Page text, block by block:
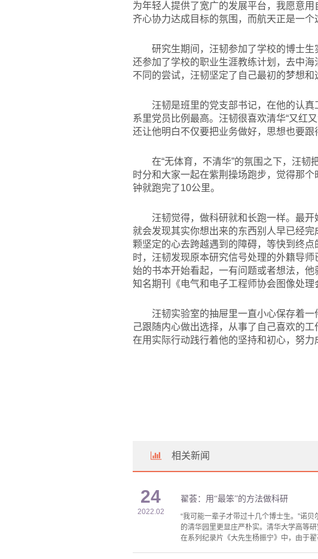
为年轻人提供了宽广的发展平台，我愿意
齐心协力达成目标的氛围，而航天正是一个
研究生期间，汪韧参加了学校的博士
还参加了学校的职业生涯教练计划，去中
不同的尝试，汪韧坚定了自己最初的梦想和
汪韧是班里的党支部书记，在他的认
系里党员比例最高。汪韧很喜欢清华“又红
还让他明白不仅要把业务做好，思想也要跟
在“无体育，不清华”的氛围之下，汪
时分和大家一起在紫荆操场跑步，觉得那
钟就跑完了10公里。
汪韧觉得，做科研就和长跑一样。最
就会发现其实你想出来的东西别人早已经
颗坚定的心去跨越遇到的障碍，等快到终
时，汪韧发现原本研究信号处理的外籍导
始的书本开始看起，一有问题或者想法，
知名期刊《电气和电子工程师协会图像处理
汪韧实验室的抽屉里一直小心保存着
己跟随内心做出选择，从事了自己喜欢的
在用实际行动践行着他的坚持和初心，努力
相关新闻
24
2022.02
翟荟：用“最笨”的方法做科研
“我可能一辈子才带过十几个博士生。”诺
的清华园里更显庄严朴实。清华大学高等
在系列纪录片《大先生杨振宁》中，由于翟